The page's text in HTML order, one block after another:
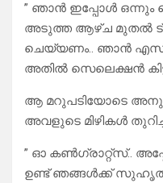
” ഞാൻ ഇപ്പോൾ ഒന്നും
അടുത്ത ആഴ്ച മുതൽ
ചെയ്യണം.. ഞാൻ എസ്
അതിൽ സെലെക്ഷൻ
ആ മറുപടിയോടെ
അവളുടെ മിഴികൾ
” ഓ കൺഗ്രാറ്റ്‌സ്..
ഉണ്ട് ഞങ്ങൾക്ക്